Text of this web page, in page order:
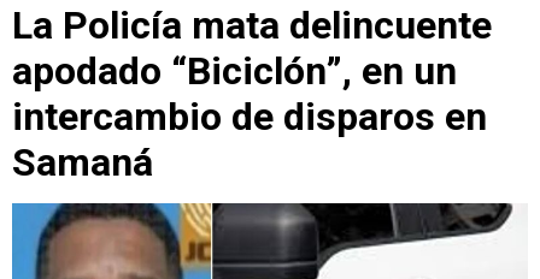
La Policía mata delincuente
apodado “Biciclón”, en un
intercambio de disparos en
Samaná